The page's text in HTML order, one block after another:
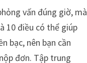
vấn đúng giờ, mà
10 điều có thể giúp
bạc, nên bạn cần
đơn. Tập trung